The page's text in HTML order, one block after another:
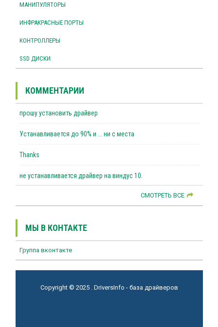
МАНИПУЛЯТОРЫ
ИНФРАКРАСНЫЕ ПОРТЫ
КОНТРОЛЛЕРЫ
SSD ДИСКИ
КОММЕНТАРИИ
прошу установить драйвер
Устанавливается до 90% и ... ни с места
Thanks
не устанавливается драйвер на виндус 10.
СМОТРЕТЬ ВСЕ
МЫ В КОНТАКТЕ
Группа вконтакте
Copyright © 2025 . DriversInfo - база драйверов